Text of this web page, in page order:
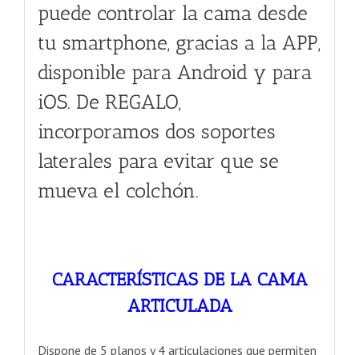
puede controlar la cama desde
tu smartphone, gracias a la APP,
disponible para Android y para
iOS. De REGALO,
incorporamos dos soportes
laterales para evitar que se
mueva el colchón.
CARACTERÍSTICAS DE LA CAMA
ARTICULADA
Dispone de 5 planos y 4 articulaciones que permiten